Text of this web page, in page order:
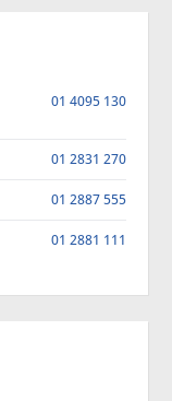
01 4095 130
01 2831 270
01 2887 555
01 2881 111